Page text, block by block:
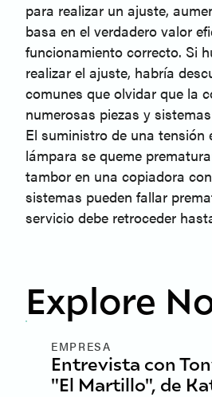
para realizar un ajuste,
basa en el verdadero valor
funcionamiento correcto. Si
realizar el ajuste, habría
comunes que olvidar que la
numerosas piezas y
El suministro de una tensión
lámpara se queme
tambor en una copiadora
sistemas pueden fallar
servicio debe retroceder
Explore
EMPRESA
Entrevista con
"El Martillo", de